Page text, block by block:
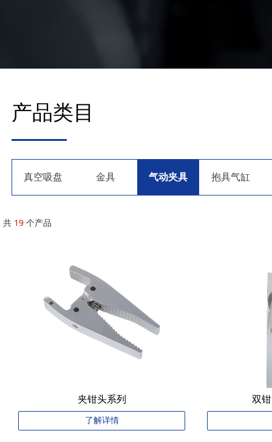
共 19 个产品
夹钳头系列
了解详情
双
产品类目
真空吸盘 金具 气动夹具 抱具气缸